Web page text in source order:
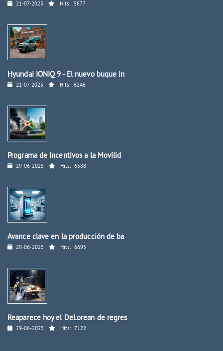
21-07-2025 Hits: 5877
Hyundai IONIQ 9 - El nuevo buque in
21-07-2025 Hits: 6246
Programa de Incentivos a la Movilid
29-06-2025 Hits: 6588
Avance clave en la producción de ba
29-06-2025 Hits: 6695
Reaparece hoy el DeLorean de regres
29-06-2025 Hits: 7122